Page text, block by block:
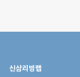
신삼리빙랩